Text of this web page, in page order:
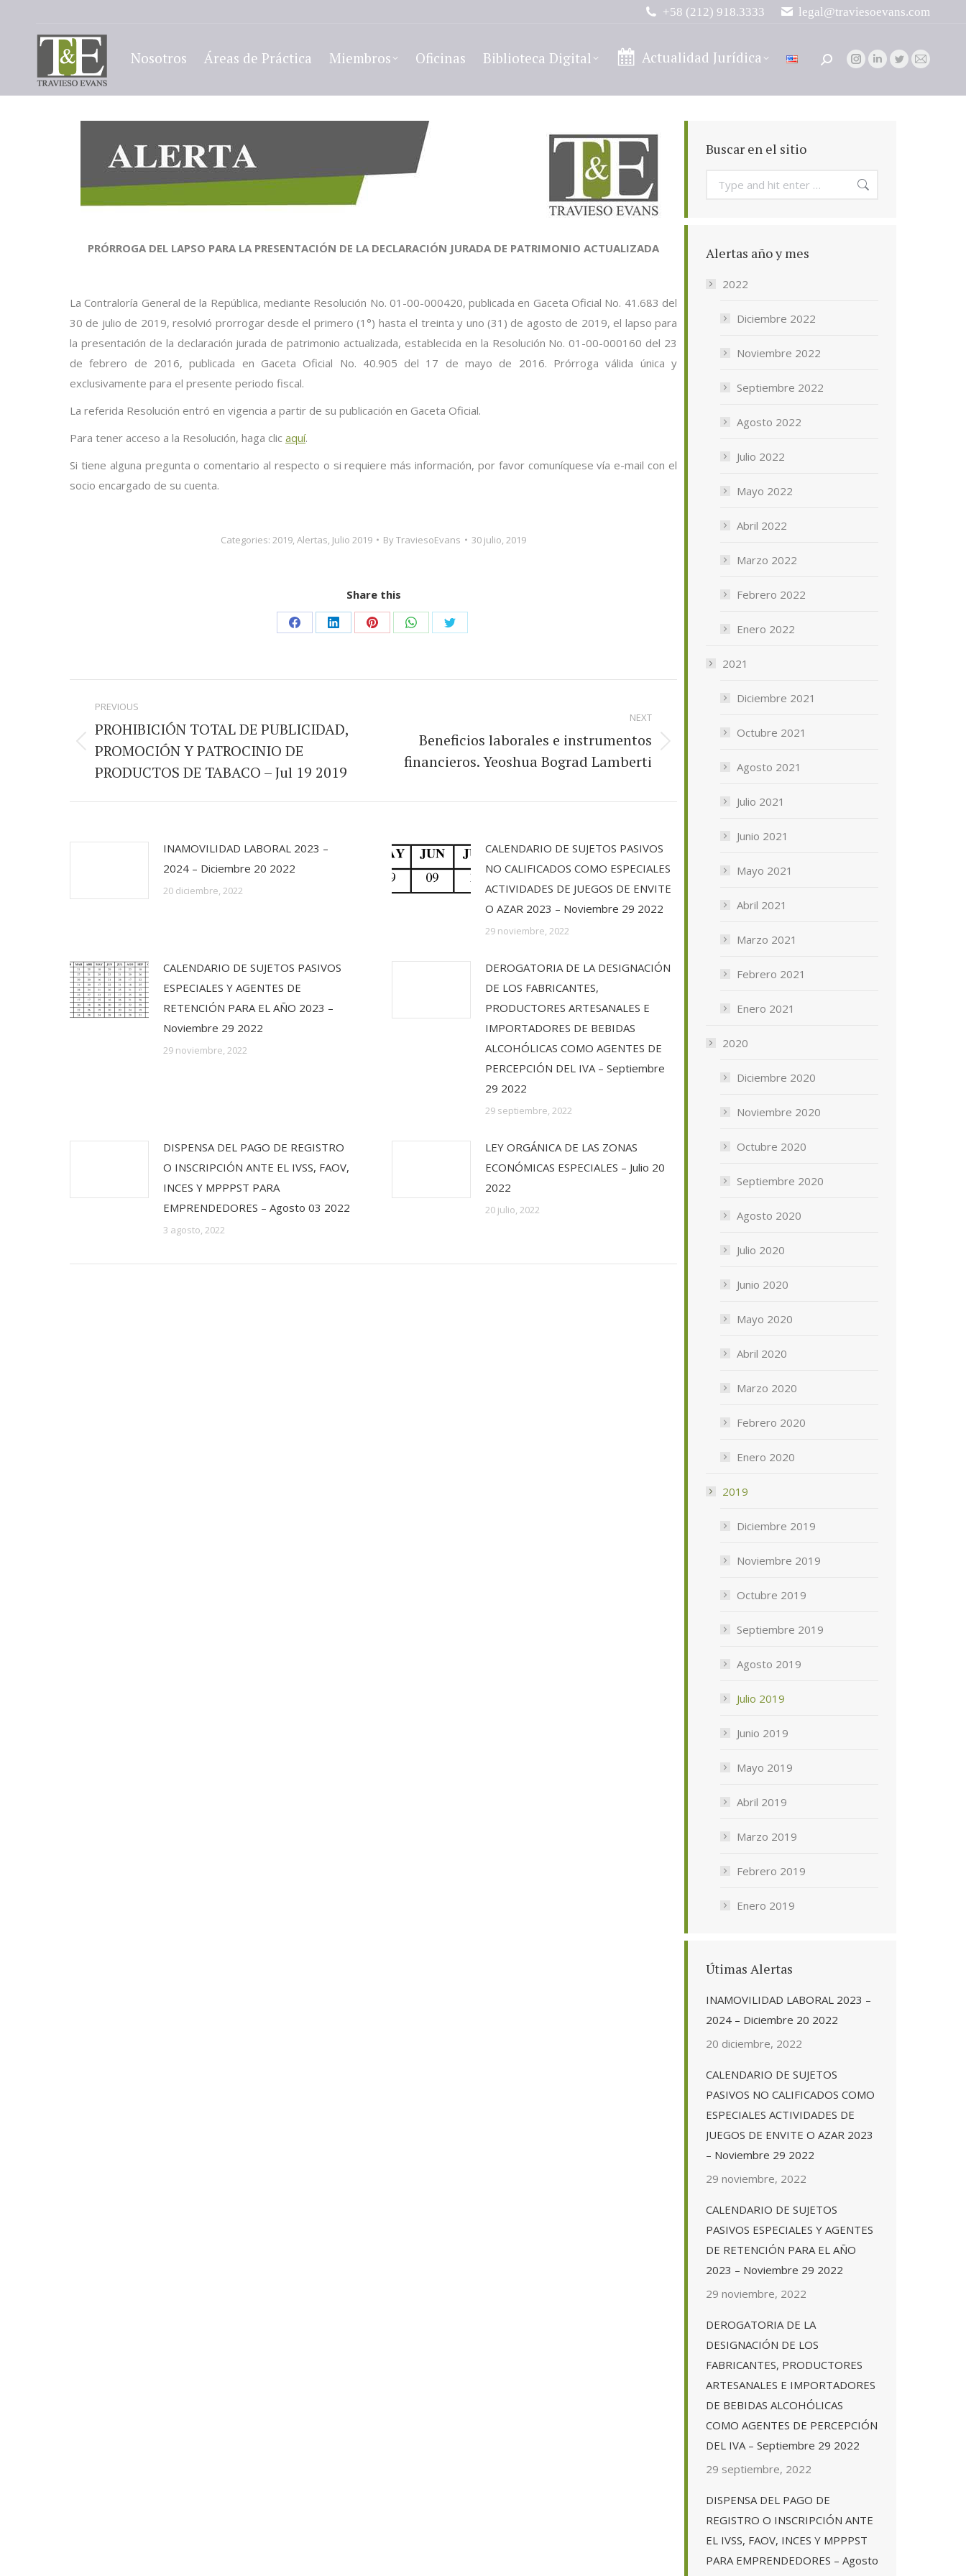
+58 (212) 918.3333 legal@traviesoevans.com
Nosotros Áreas de Práctica Miembros Oficinas Biblioteca Digital Actualidad Jurídica Search:Instagram
Linkedin
Twitter
Mail
PRÓRROGA DEL LAPSO PARA LA PRESENTACIÓN DE LA DECLARACIÓN JURADA DE PATRIMONIO ACTUALIZADA
La Contraloría General de la República, mediante Resolución No. 01-00-000420, publicada en Gaceta Oficial No. 41.683 del
30 de julio de 2019, resolvió prorrogar desde el primero (1°) hasta el treinta y uno (31) de agosto de 2019, el lapso para
la presentación de la declaración jurada de patrimonio actualizada, establecida en la Resolución No. 01-00-000160 del 23
de febrero de 2016, publicada en Gaceta Oficial No. 40.905 del 17 de mayo de 2016. Prórroga válida única y
exclusivamente para el presente periodo fiscal.
La referida Resolución entró en vigencia a partir de su publicación en Gaceta Oficial.
Para tener acceso a la Resolución, haga clic aquí.
Si tiene alguna pregunta o comentario al respecto o si requiere más información, por favor comuníquese vía e-mail con el
socio encargado de su cuenta.
Categories: 2019,Alertas, Julio 2019 ByTraviesoEvans 30 julio, 2019
Share this
Share
Facebook
Share
LinkedIn
Share
Pinterest
Share
WhatsApp
Share
Twitter
Post
navigation
PREVIOUS
Previous
post:
PROHIBICIÓN TOTAL DE PUBLICIDAD,
PROMOCIÓN Y PATROCINIO DE
PRODUCTOS DE TABACO – Jul 19 2019
NEXT
post:
Beneficios laborales e instrumentos
financieros. Yeoshua Bograd Lamberti
INAMOVILIDAD LABORAL 2023 –
2024 – Diciembre 20 2022
20 diciembre, 2022
CALENDARIO DE SUJETOS PASIVOS
NO CALIFICADOS COMO ESPECIALES
ACTIVIDADES DE JUEGOS DE ENVITE
O AZAR 2023 – Noviembre 29 2022
29 noviembre, 2022
CALENDARIO DE SUJETOS PASIVOS
ESPECIALES Y AGENTES DE
RETENCIÓN PARA EL AÑO 2023 –
Noviembre 29 2022
29 noviembre, 2022
DEROGATORIA DE LA DESIGNACIÓN
DE LOS FABRICANTES,
PRODUCTORES ARTESANALES E
IMPORTADORES DE BEBIDAS
ALCOHÓLICAS COMO AGENTES DE
PERCEPCIÓN DEL IVA – Septiembre
29 2022
29 septiembre, 2022
DISPENSA DEL PAGO DE REGISTRO
O INSCRIPCIÓN ANTE EL IVSS, FAOV,
INCES Y MPPPST PARA
EMPRENDEDORES – Agosto 03 2022
3 agosto, 2022
LEY ORGÁNICA DE LAS ZONAS
ECONÓMICAS ESPECIALES – Julio 20
2022
20 julio, 2022
Buscar en el sitio
Search:
Alertas año y mes
2022
Diciembre 2022
Noviembre 2022
Septiembre 2022
Agosto 2022
Julio 2022
Mayo 2022
Abril 2022
Marzo 2022
Febrero 2022
Enero 2022
2021
Diciembre 2021
Octubre 2021
Agosto 2021
Julio 2021
Junio 2021
Mayo 2021
Abril 2021
Marzo 2021
Febrero 2021
Enero 2021
2020
Diciembre 2020
Noviembre 2020
Octubre 2020
Septiembre 2020
Agosto 2020
Julio 2020
Junio 2020
Mayo 2020
Abril 2020
Marzo 2020
Febrero 2020
Enero 2020
2019
Diciembre 2019
Noviembre 2019
Octubre 2019
Septiembre 2019
Agosto 2019
Julio 2019
Junio 2019
Mayo 2019
Abril 2019
Marzo 2019
Febrero 2019
Enero 2019
Útimas Alertas
INAMOVILIDAD LABORAL 2023 –
2024 – Diciembre 20 2022
20 diciembre, 2022
CALENDARIO DE SUJETOS
PASIVOS NO CALIFICADOS COMO
ESPECIALES ACTIVIDADES DE
JUEGOS DE ENVITE O AZAR 2023
– Noviembre 29 2022
29 noviembre, 2022
CALENDARIO DE SUJETOS
PASIVOS ESPECIALES Y AGENTES
DE RETENCIÓN PARA EL AÑO
2023 – Noviembre 29 2022
29 noviembre, 2022
DEROGATORIA DE LA
DESIGNACIÓN DE LOS
FABRICANTES, PRODUCTORES
ARTESANALES E IMPORTADORES
DE BEBIDAS ALCOHÓLICAS
COMO AGENTES DE PERCEPCIÓN
DEL IVA – Septiembre 29 2022
29 septiembre, 2022
DISPENSA DEL PAGO DE
REGISTRO O INSCRIPCIÓN ANTE
EL IVSS, FAOV, INCES Y MPPPST
PARA EMPRENDEDORES – Agosto